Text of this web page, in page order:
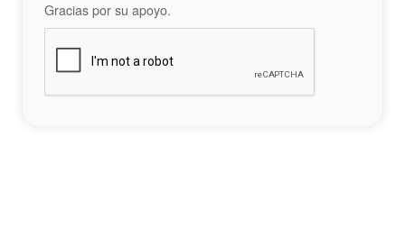
Gracias por su apoyo.